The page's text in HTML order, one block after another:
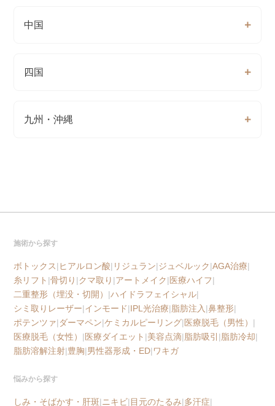
中国
四国
九州・沖縄
施術から探す
ボトックス|ヒアルロン酸| リジュラン|ジュベルック|AGA治療|
糸リフト |骨切り |クマ取り |アートメイク|医療ハイフ|
二重整形（埋没・切開） |ハイドラフェイシャル|
シミ取りレーザー|インモード|IPL光治療|脂肪注入 |鼻整形|
ポテンツァ|ダーマペン|ケミカルピーリング|医療脱毛（男性） |
医療脱毛（女性） |医療ダイエット |美容点滴|脂肪吸引 |脂肪冷却|
脂肪溶解注射|豊胸|男性器形成・ED|ワキガ
悩みから探す
しみ・そばかす・肝斑| ニキビ|目元のたるみ|多汗症|